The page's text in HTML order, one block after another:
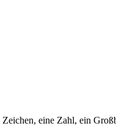
eine Zahl, ein